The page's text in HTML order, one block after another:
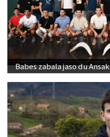
Babes zabala jaso du Ansak